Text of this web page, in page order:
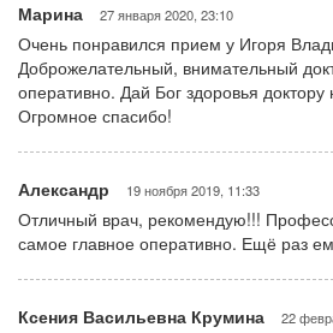
Марина 27 января 2020, 23:10
Очень понравился прием у Игоря
Доброжелательный, внимательный
оперативно. Дай Бог здоровья
Огромное спасибо!
Александр 19 ноября 2019, 11:33
Отличный врач, рекомендую!!!
самое главное оперативно. Ещё раз
Ксения Васильевна Крумина 22